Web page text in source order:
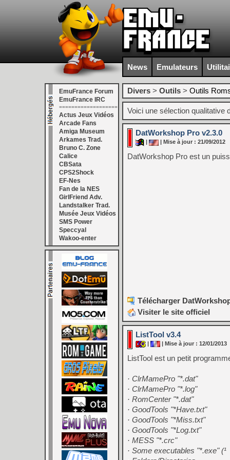
News Emulateurs
EmuFrance Forum
EmuFrance IRC
===================
Actus Jeux Vidéos
Arcade Fans
Amiga Museum
Arkames Trad.
Bruno C. Zone
Calice
CBSata
CPS2Shock
EF-Nes
Fan de la NES
GirlFriend Adv.
Landstalker Trad.
Musée Jeux Vidéos
SMS Power
Speccyal
Wakoo-enter
Divers > Outils > Outils
Voici une sélection qualitative
DatWorkshop Pro v2.3.0
| Mise à jour : 21/09/2012
DatWorkshop Pro est un
Télécharger
Visiter le site officiel
ListTool v3.4
| | Mise à jour : 12/01/2013
ListTool est un petit
· ClrMamePro "*.dat"
· ClrMamePro "*.log"
· RomCenter "*.dat"
· GoodTools "*Have.txt"
· GoodTools "*Miss.txt"
· GoodTools "*Log.txt"
· MESS "*.crc"
· Some executables "*.exe" (¹